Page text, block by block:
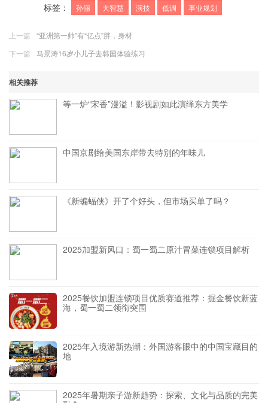
标签： 孙俪 大智慧 演技 低调 事业规划
上一篇
“亚洲第一帅”有“亿点”胖，身材
下一篇
马景涛16岁小儿子去韩国体验练习
相关推荐
等一炉“宋香”漫溢！影视剧如此演绎东方美学
中国京剧给美国东岸带去特别的年味儿
《新蝙蝠侠》开了个好头，但市场买单了吗？
2025加盟新风口：蜀一蜀二原汁冒菜连锁项目解析
2025餐饮加盟连锁项目优质赛道推荐：掘金餐饮新蓝
海，蜀一蜀二领衔突围
2025年入境游新热潮：外国游客眼中的中国宝藏目的
地
2025年暑期亲子游新趋势：探索、文化与品质的完美